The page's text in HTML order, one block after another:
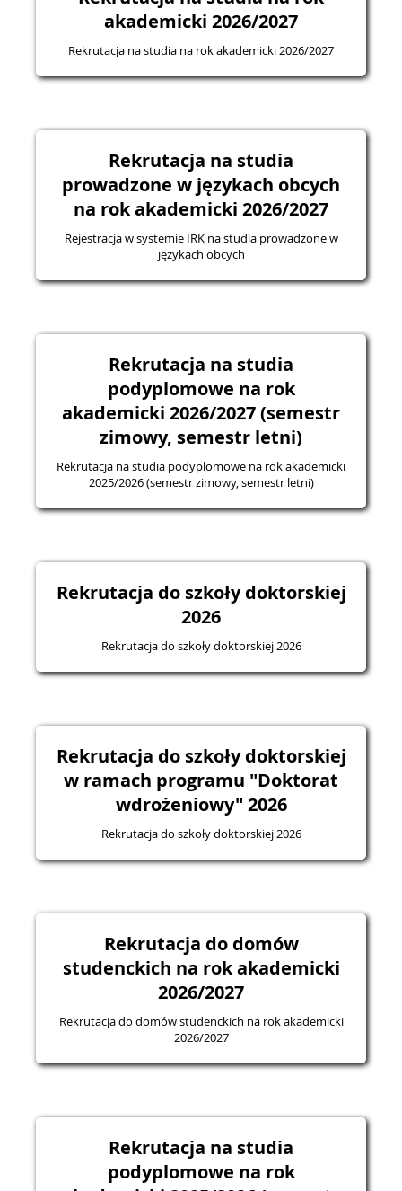
akademicki 2026/2027
Rekrutacja na studia na rok akademicki 2026/2027
Rekrutacja na studia
prowadzone w językach obcych
na rok akademicki 2026/2027
Rejestracja w systemie IRK na studia prowadzone w
językach obcych
Rekrutacja na studia
podyplomowe na rok
akademicki 2026/2027 (semestr
zimowy, semestr letni)
Rekrutacja na studia podyplomowe na rok akademicki
2025/2026 (semestr zimowy, semestr letni)
Rekrutacja do szkoły doktorskiej
2026
Rekrutacja do szkoły doktorskiej 2026
Rekrutacja do szkoły doktorskiej
w ramach programu "Doktorat
wdrożeniowy" 2026
Rekrutacja do szkoły doktorskiej 2026
Rekrutacja do domów
studenckich na rok akademicki
2026/2027
Rekrutacja do domów studenckich na rok akademicki
2026/2027
Rekrutacja na studia
podyplomowe na rok